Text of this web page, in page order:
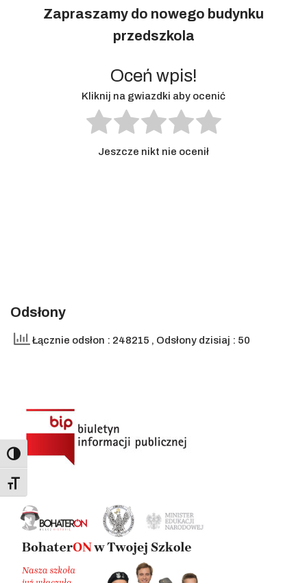
Toggle High Contrast
Toggle Font size
Zapraszamy do nowego budynku
przedszkola
Oceń wpis!
Kliknij na gwiazdki aby ocenić
Jeszcze nikt nie ocenił
Odsłony
Łącznie odsłon : 248215 , Odsłony dzisiaj : 50